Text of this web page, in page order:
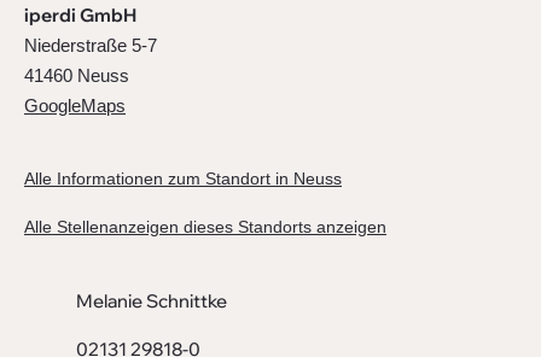
iperdi GmbH
Niederstraße 5-7
41460 Neuss
GoogleMaps
Alle Informationen zum Standort in Neuss
Alle Stellenanzeigen dieses Standorts anzeigen
Melanie Schnittke
02131 29818-0